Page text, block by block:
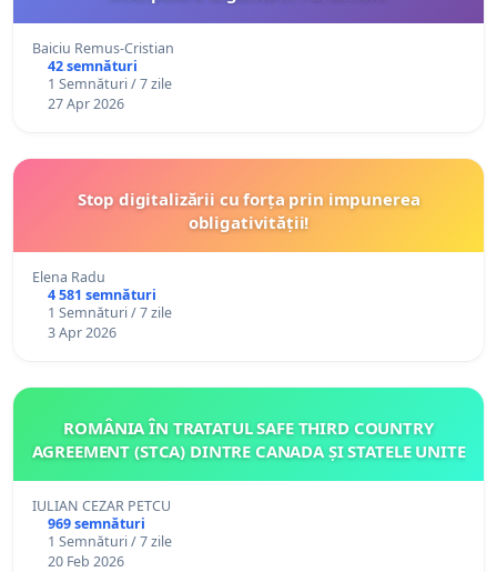
Baiciu Remus-Cristian
42 semnături
1 Semnături / 7 zile
27 Apr 2026
Stop digitalizării cu forța prin impunerea
obligativității!
Elena Radu
4 581 semnături
1 Semnături / 7 zile
3 Apr 2026
ROMÂNIA ÎN TRATATUL SAFE THIRD COUNTRY
AGREEMENT (STCA) DINTRE CANADA ȘI STATELE UNITE
IULIAN CEZAR PETCU
969 semnături
1 Semnături / 7 zile
20 Feb 2026